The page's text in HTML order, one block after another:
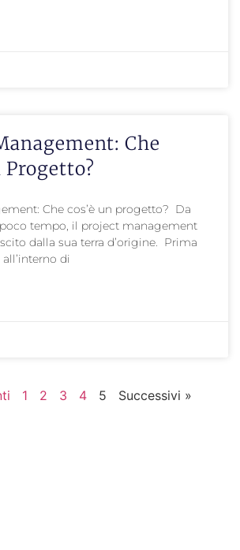
Che
Progetto?
Che cos’è un progetto? Da
tempo, il project management
dalla sua terra d’origine. Prima
all’interno di
1 2 3 4 5 Successivi »